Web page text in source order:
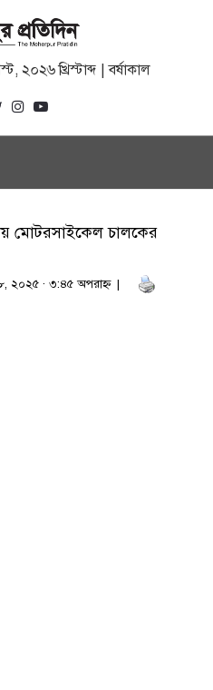
২০২৬ খ্রিস্টাব্দ | বর্ষাকাল
মোটরসাইকেল চালকের
২০২৫ · ৩:৪৫ অপরাহ্ণ